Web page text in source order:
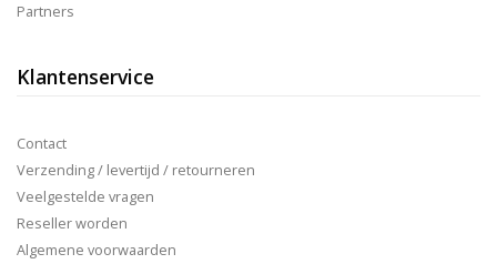
Partners
Klantenservice
Contact
Verzending / levertijd / retourneren
Veelgestelde vragen
Reseller worden
Algemene voorwaarden